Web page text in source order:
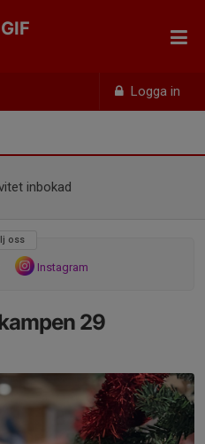
Logga in
inbokad
oss
Instagram
29